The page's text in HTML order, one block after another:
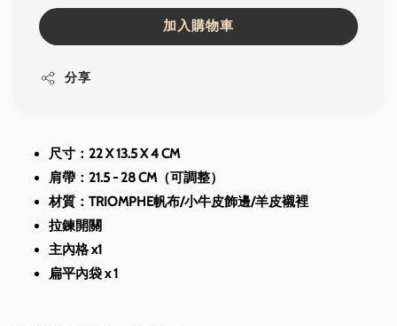
加入購物車
分享
尺寸：22 X 13.5 X 4 CM
肩帶：21.5 - 28 CM（可調整）
材質：TRIOMPHE帆布/小牛皮飾邊/羊皮襯裡
拉鍊開關
主內格 x1
扁平內袋 x 1